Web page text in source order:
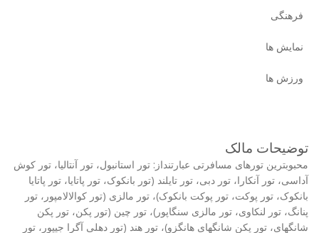
فرهنگی
نمایش ها
ورزش ها
توضیحات مالک
محبوبترین تورهای مسافرتی عبارتنداز: تور استانبول، تور آنتالیا، تور کوش
آداسی، تور آنکارا، تور دبی، تور تایلند (تور بانکوک، تور پاتایا، تور پاتایا
بانکوک، تور پوکت، تور پوکت بانکوک)، تور مالزی (تور کوالالامپور، تور
پنانگ، تور لنکاوی، تور مالزی سنگاپور)، تور چین (تور پکن، تور پکن
شانگهای، تور پکن شانگهای هانگزو)، تور هند (تور دهلی آگرا جیپور، تور